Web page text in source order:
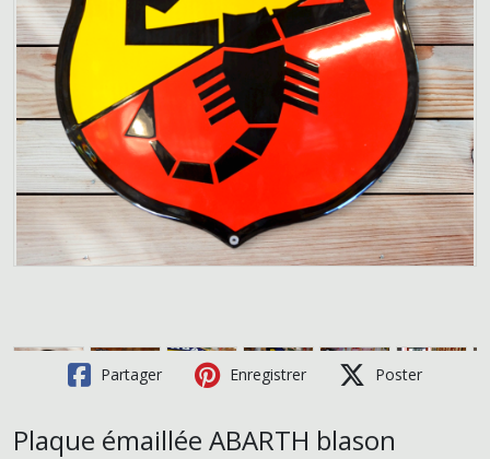
Partager Enregistrer Poster
Plaque émaillée ABARTH blason